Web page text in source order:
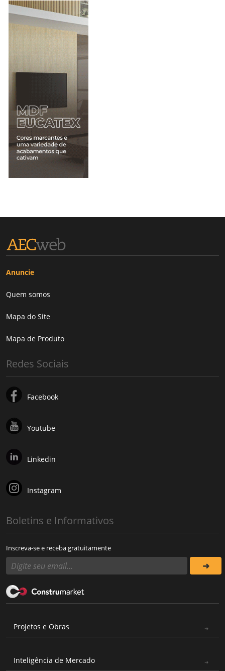
Anuncie
Quem somos
Mapa do Site
Mapa de Produto
Redes Sociais
Facebook
Youtube
Linkedin
Instagram
Boletins e Informativos
Inscreva-se e receba gratuitamente
Projetos e Obras
Inteligência de Mercado